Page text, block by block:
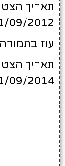
תאריך
09/2012
עוז
תאריך
09/2014